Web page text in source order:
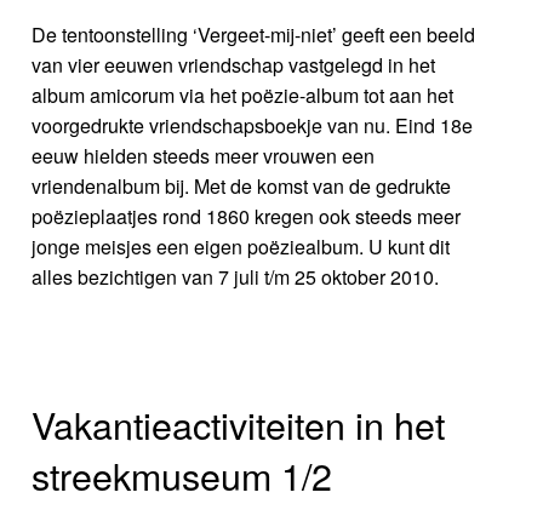
De tentoonstelling ‘Vergeet-mij-niet’ geeft een beeld
van vier eeuwen vriendschap vastgelegd in het
album amicorum via het poëzie-album tot aan het
voorgedrukte vriendschapsboekje van nu. Eind 18e
eeuw hielden steeds meer vrouwen een
vriendenalbum bij. Met de komst van de gedrukte
poëzieplaatjes rond 1860 kregen ook steeds meer
jonge meisjes een eigen poëziealbum. U kunt dit
alles bezichtigen van 7 juli t/m 25 oktober 2010.
Vakantieactiviteiten in het
streekmuseum 1/2